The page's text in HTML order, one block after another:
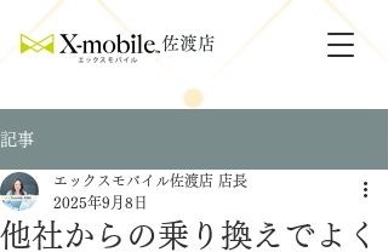
​佐渡店
記事
他社からの乗り換えでよく
エックスモバイル佐渡店 店長
2025年9月8日